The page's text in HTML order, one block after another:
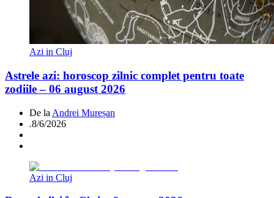
Azi in Cluj
Astrele azi: horoscop zilnic complet pentru toate
zodiile – 06 august 2026
De la Andrei Mureșan
.8/6/2026
Azi in Cluj